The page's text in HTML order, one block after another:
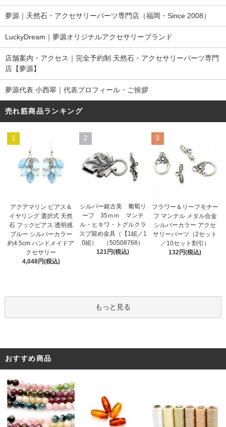
夢源｜天然石・アクセサリーパーツ専門店（福岡・Since 2008）
LuckyDream｜夢源オリジナルアクセサリーブランド
店舗案内・アクセス｜完全予約制 天然石・アクセサリーパーツ専門
店【夢源】
夢源代表 小西翠｜代表プロフィール・ご挨拶
売れ筋商品ランキング
1
アクアマリン ピアス＆
イヤリング 選択式 天然
石 フックピアス 透明感
ブルー シルバーカラー
約4.5cm ハンドメイドア
クセサリー
4,048円(税込)
2
シルバー銀古美 葡萄リ
ーフ 35ｍｍ マンテ
ル・ヒキワ・トグルクラ
スプ留め金具（【1組／1
0組） （50508768）
121円(税込)
3
フラワー＆リーフモチー
フ マンテル メタル合金
シルバーカラー アクセ
サリーパーツ（2セット
／10セット割引）
132円(税込)
もっと見る
おすすめ商品